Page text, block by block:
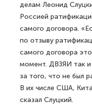
делам Леонид
Россией
самого договора.
по отзыву
самого договора
момент. ДВЗЯИ так и
за того, что не был
В их числе США,
сказал Слуцкий.